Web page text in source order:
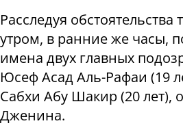
Расследуя обстоятельства
утром, в ранние же часы,
имена двух главных
Юсеф Асад Аль-Рафаи (19
Сабхи Абу Шакир (20 лет),
Дженина.